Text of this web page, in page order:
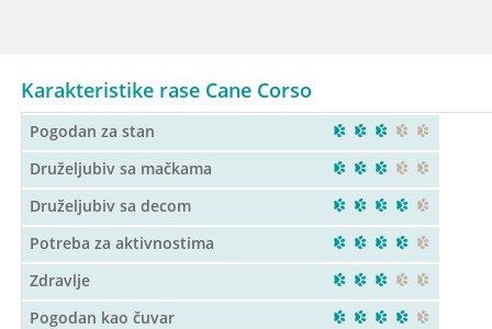
Karakteristike rase Cane Corso
Pogodan za stan
Druželjubiv sa mačkama
Druželjubiv sa decom
Potreba za aktivnostima
Zdravlje
Pogodan kao čuvar